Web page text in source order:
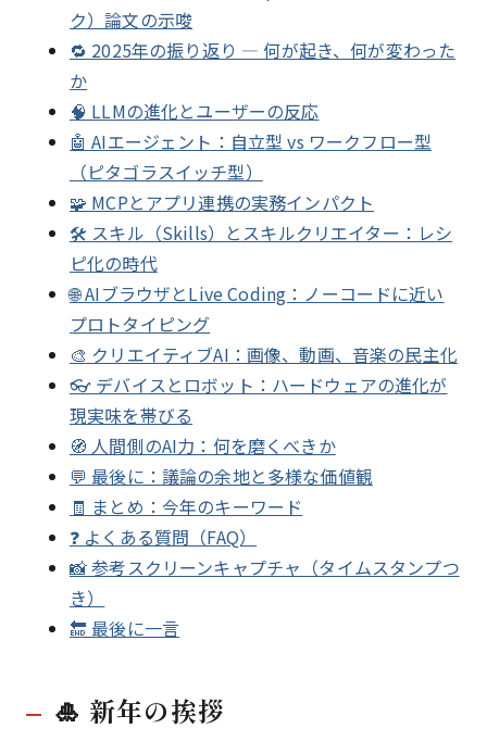
ク）論文の示唆
🔁 2025年の振り返り — 何が起き、何が変わった
か
🧠 LLMの進化とユーザーの反応
🤖 AIエージェント：自立型 vs ワークフロー型
（ピタゴラスイッチ型）
🧩 MCPとアプリ連携の実務インパクト
🛠 スキル（Skills）とスキルクリエイター：レシ
ピ化の時代
🌐 AIブラウザとLive Coding：ノーコードに近い
プロトタイピング
🎨 クリエイティブAI：画像、動画、音楽の民主化
👓 デバイスとロボット：ハードウェアの進化が
現実味を帯びる
🧭 人間側のAI力：何を磨くべきか
💬 最後に：議論の余地と多様な価値観
🧾 まとめ：今年のキーワード
❓ よくある質問（FAQ）
📸 参考スクリーンキャプチャ（タイムスタンプつ
き）
🔚 最後に一言
🎍 新年の挨拶